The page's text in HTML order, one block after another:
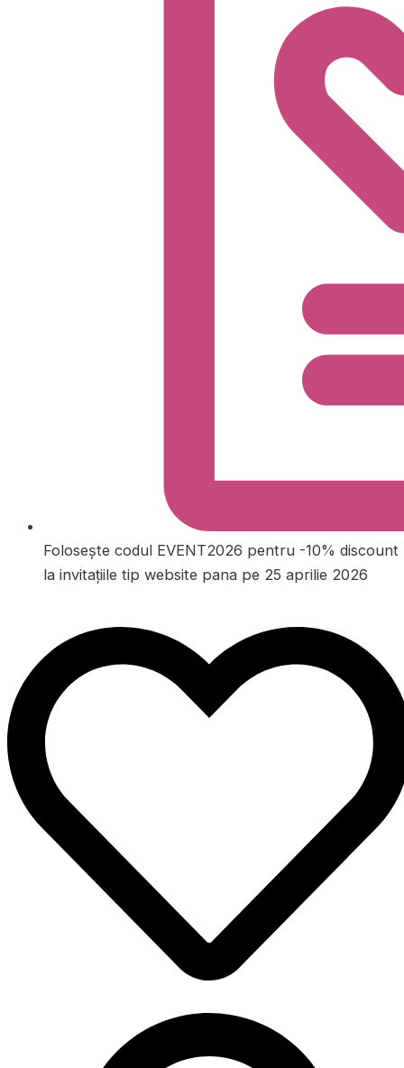
Folosește codul EVENT2026 pentru -10% discount
la invitațiile tip website pana pe 25 aprilie 2026